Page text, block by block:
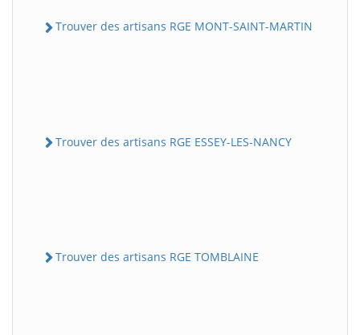
Trouver des artisans RGE MONT-SAINT-MARTIN
Trouver des artisans RGE ESSEY-LES-NANCY
Trouver des artisans RGE TOMBLAINE